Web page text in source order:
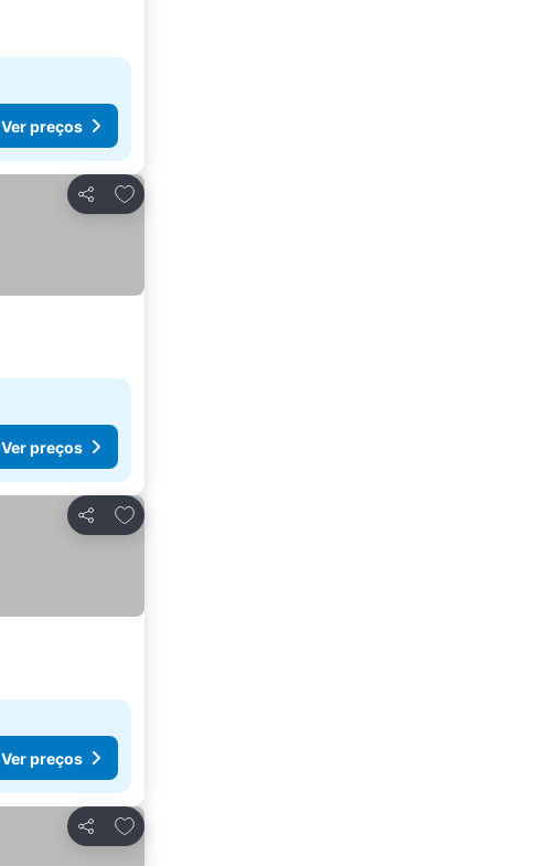
Ver preços
Partilhar
Adicionar aos favoritos
Ver preços
Partilhar
Adicionar aos favoritos
Ver preços
Partilhar
Adicionar aos favoritos